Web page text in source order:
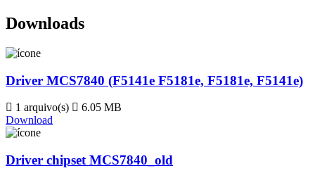
Downloads
Driver MCS7840 (F5141e F5181e, F5181e, F5141e)
1 arquivo(s)
6.05 MB
Download
Driver chipset MCS7840_old